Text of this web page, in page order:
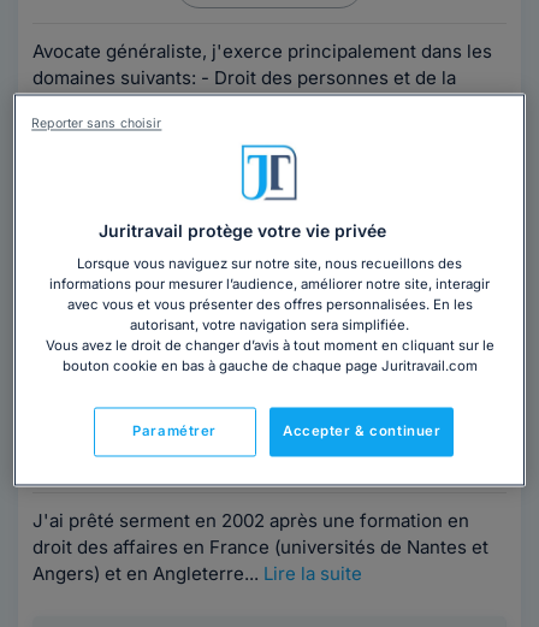
Avocate généraliste, j'exerce principalement dans les
domaines suivants: - Droit des personnes et de la
famille (divorce, séparation,...Lire la suite
Maître Yann CASTEL
Avocat au barreau de Nantes
Contacter cet avocat
J'ai prêté serment en 2002 après une formation en
droit des affaires en France (universités de Nantes et
Angers) et en Angleterre... Lire la suite
Juritravail protège votre vie privée
Lorsque vous naviguez sur notre site, nous recueillons des
informations pour mesurer l’audience, améliorer notre site, interagir
avec vous et vous présenter des offres personnalisées. En les
autorisant, votre navigation sera simplifiée.
Vous avez le droit de changer d’avis à tout moment en cliquant sur le
bouton cookie en bas à gauche de chaque page Juritravail.com
Accepter & continuer
Paramétrer
Reporter sans choisir